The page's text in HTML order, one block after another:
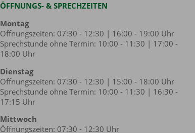
ÖFFNUNGS- & SPRECHZEITEN
Montag
Öffnungszeiten: 07:30 - 12:30 | 16:00 - 19:00 Uhr
Sprechstunde ohne Termin: 10:00 - 11:30 | 17:00 -
18:00 Uhr
Dienstag
Öffnungszeiten: 07:30 - 12:30 | 15:00 - 18:00 Uhr
Sprechstunde ohne Termin: 10:00 - 11:30 | 16:30 -
17:15 Uhr
Mittwoch
Öffnungszeiten: 07:30 - 12:30 Uhr